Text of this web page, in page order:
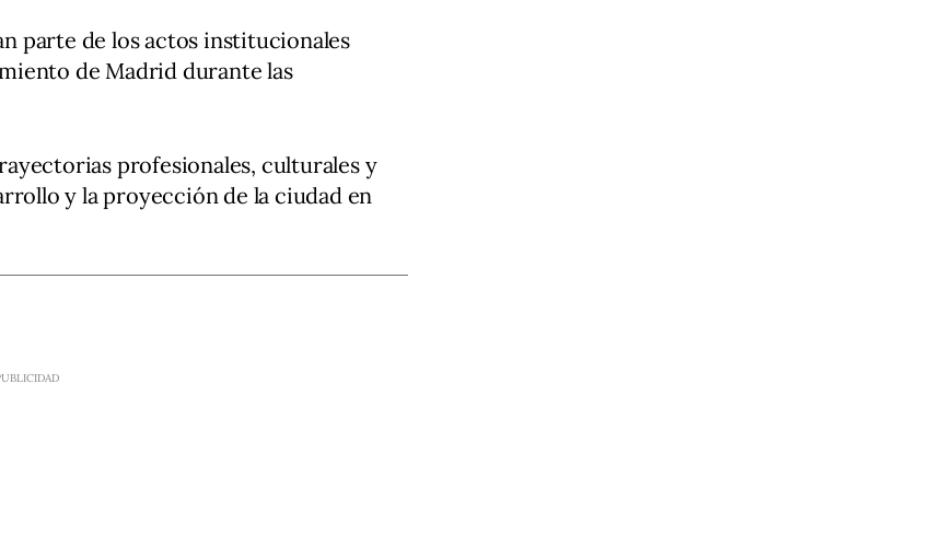
parte de los actos institucionales
de Madrid durante las
profesionales, culturales y
y la proyección de la ciudad en